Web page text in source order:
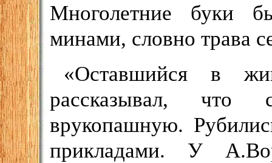
Многолетние буки
минами, словно трава
«Оставшийся в
рассказывал,
врукопашную.
прикладами. У